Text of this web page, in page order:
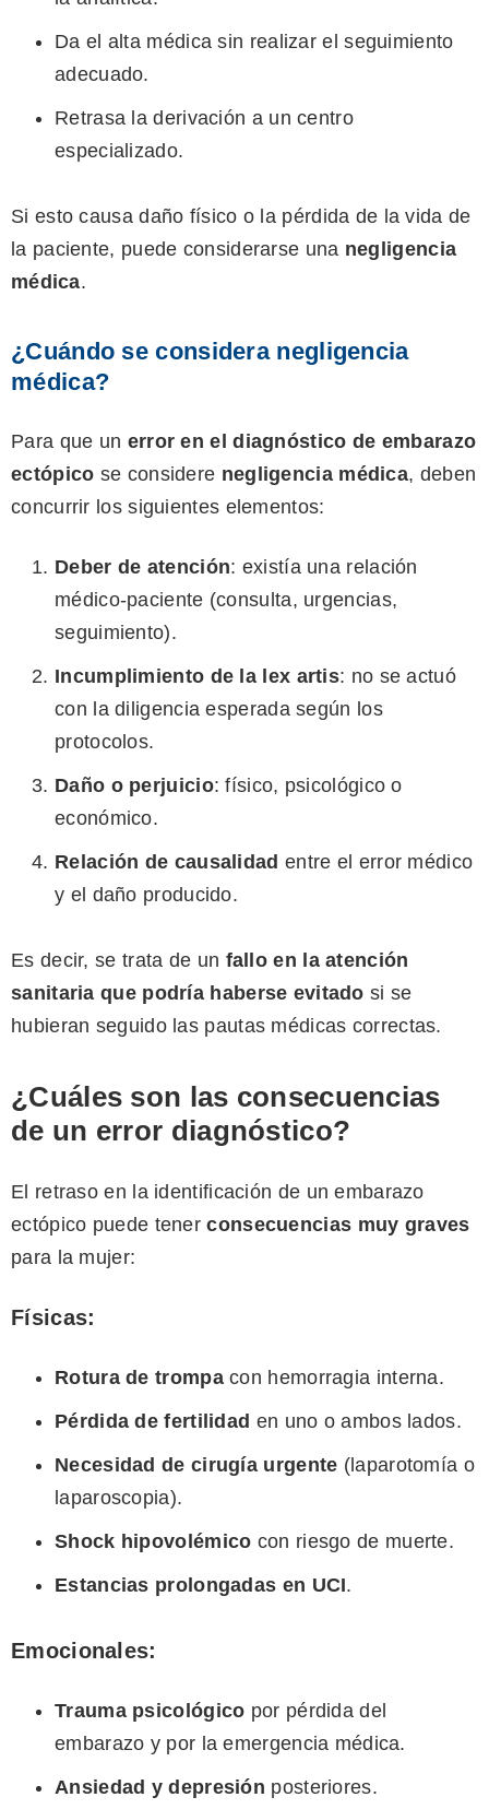
Da el alta médica sin realizar el seguimiento
adecuado.
Retrasa la derivación a un centro
especializado.
Si esto causa daño físico o la pérdida de la vida de
la paciente, puede considerarse una negligencia
médica.
¿Cuándo se considera negligencia
médica?
Para que un error en el diagnóstico de embarazo
ectópico se considere negligencia médica, deben
concurrir los siguientes elementos:
Deber de atención: existía una relación
médico-paciente (consulta, urgencias,
seguimiento).
Incumplimiento de la lex artis: no se actuó
con la diligencia esperada según los
protocolos.
Daño o perjuicio: físico, psicológico o
económico.
Relación de causalidad entre el error médico
y el daño producido.
Es decir, se trata de un fallo en la atención
sanitaria que podría haberse evitado si se
hubieran seguido las pautas médicas correctas.
¿Cuáles son las consecuencias
de un error diagnóstico?
El retraso en la identificación de un embarazo
ectópico puede tenerconsecuencias muy graves
para la mujer:
Físicas:
Rotura de trompacon hemorragia interna.
Pérdida de fertilidad en uno o ambos lados.
Necesidad de cirugía urgente (laparotomía o
laparoscopia).
Shock hipovolémico con riesgo de muerte.
Estancias prolongadas en UCI.
Emocionales:
Trauma psicológico por pérdida del
embarazo y por la emergencia médica.
Ansiedad y depresión posteriores.